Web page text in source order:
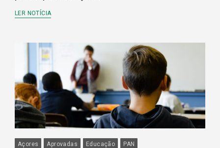
LER NOTÍCIA
Açores Aprovadas Educação
PAN